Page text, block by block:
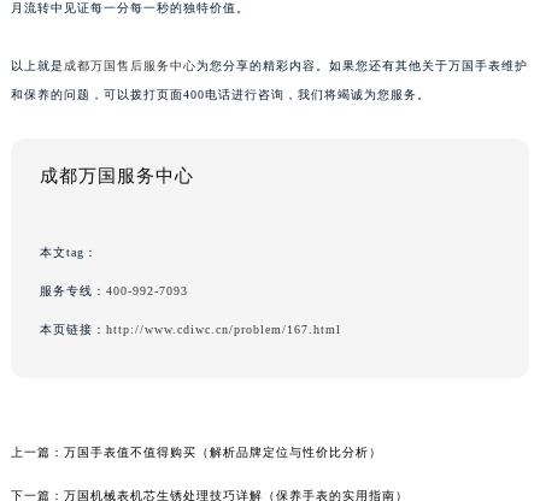
月流转中见证每一分每一秒的独特价值。
以上就是 成都万国售后服务中心为您分享的精彩内容。如果您还有其他关于万国手表维护
和保养的问题，可以拨打页面400电话进行咨询，我们将竭诚为您服务。
成都万国服务中心
本文tag：
服务专线： 400-992-7093
本页链接： http://www.cdiwc.cn/problem/167.html
上一篇： 万国手表值不值得购买（解析品牌定位与性价比分析）
下一篇： 万国机械表机芯生锈处理技巧详解（保养手表的实用指南）